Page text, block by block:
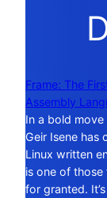
Frame: The
Assembly
In a bold
Geir Isene has
Linux written
is one of
for granted.